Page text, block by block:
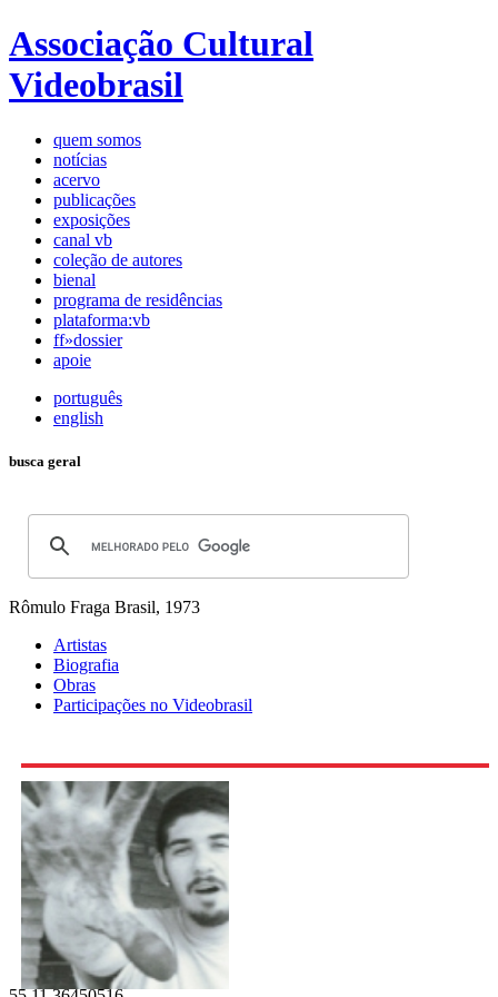
Associação Cultural
Videobrasil
quem somos
notícias
acervo
publicações
exposições
canal vb
coleção de autores
bienal
programa de residências
plataforma:vb
ff»dossier
apoie
português
english
busca geral
Rômulo Fraga Brasil, 1973
Artistas
Biografia
Obras
Participações no Videobrasil